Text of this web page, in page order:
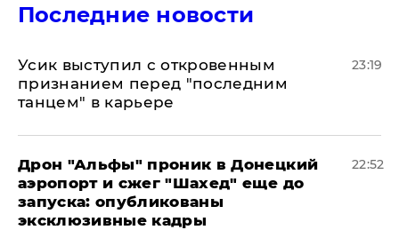
Последние новости
Усик выступил с откровенным
признанием перед "последним
танцем" в карьере
23:19
Дрон "Альфы" проник в Донецкий
аэропорт и сжег "Шахед" еще до
запуска: опубликованы
эксклюзивные кадры
22:52